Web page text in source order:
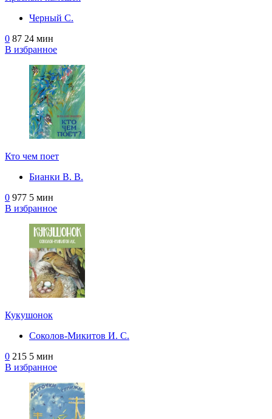
Черный С.
0 87 24 мин
В избранное
Кто чем поет
Бианки В. В.
0 977 5 мин
В избранное
Кукушонок
Соколов-Микитов И. С.
0 215 5 мин
В избранное